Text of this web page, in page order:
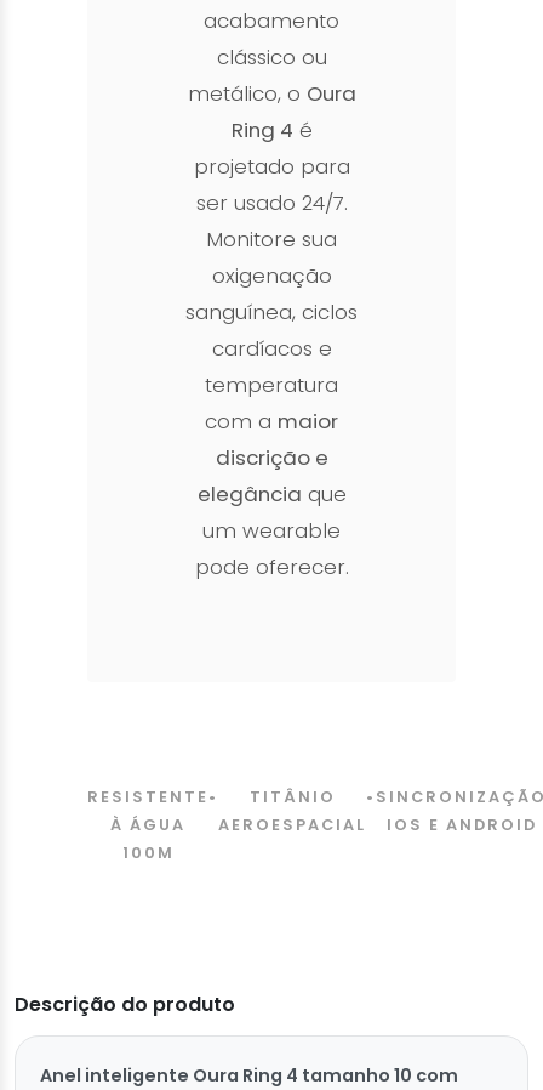
acabamento
clássico ou
metálico, o Oura
Ring 4 é
projetado para
ser usado 24/7.
Monitore sua
oxigenação
sanguínea, ciclos
cardíacos e
temperatura
com a maior
discrição e
elegância que
um wearable
pode oferecer.
RESISTENTE
À ÁGUA
100M
•
TITÂNIO
AEROESPACIAL
•
IOS E ANDROID
Descrição do produto
Anel inteligente Oura Ring 4 tamanho 10 com